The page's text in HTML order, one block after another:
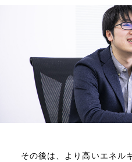
その後は、より高いエネル